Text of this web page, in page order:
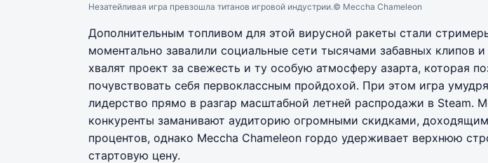
Незатейливая игра превзошла титанов игровой индустрии.© Meccha Chameleon
Дополнительным топливом для этой вирусной ракеты стали
моментально завалили социальные сети тысячами забавных клипов
хвалят проект за свежесть и ту особую атмосферу азарта, которая
почувствовать себя первоклассным пройдохой. При этом игра
лидерство прямо в разгар масштабной летней распродажи в Steam.
конкуренты заманивают аудиторию огромными скидками,
процентов, однако Meccha Chameleon гордо удерживает верхнюю
стартовую цену.